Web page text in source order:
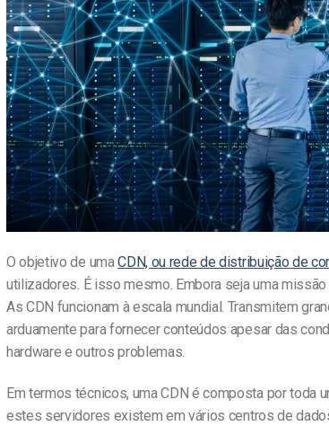
O objetivo de umaCDN, ou rede de distribuição de
utilizadores. É isso mesmo. Embora seja uma
As CDN funcionam à escala mundial. Transmitem
arduamente para fornecer conteúdos apesar das
hardware e outros problemas.
Em termos técnicos, uma CDN é composta por toda
estes servidores existem em vários centros de